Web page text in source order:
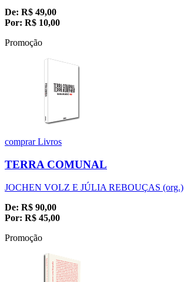
De: R$ 49,00
Por: R$ 10,00
Promoção
comprarLivros
TERRA COMUNAL
JOCHEN VOLZ E JÚLIA REBOUÇAS (org.)
De: R$ 90,00
Por: R$ 45,00
Promoção